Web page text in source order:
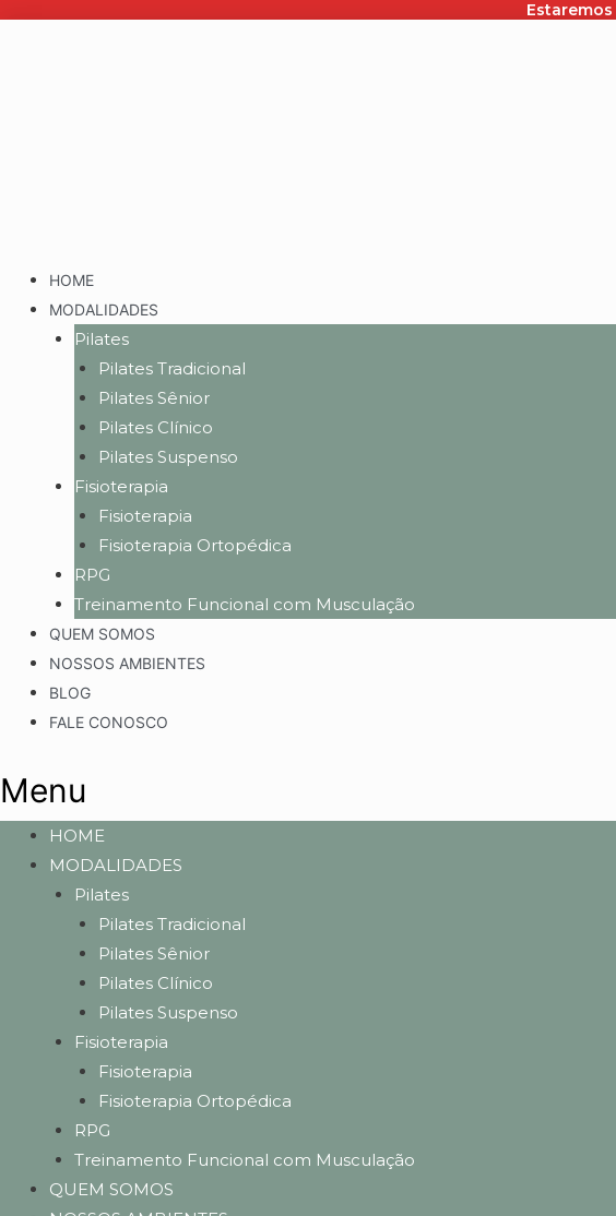
Estaremos
HOME
MODALIDADES
Pilates
Pilates Tradicional
Pilates Sênior
Pilates Clínico
Pilates Suspenso
Fisioterapia
Fisioterapia
Fisioterapia Ortopédica
RPG
Treinamento Funcional com Musculação
QUEM SOMOS
NOSSOS AMBIENTES
BLOG
FALE CONOSCO
Menu
HOME
MODALIDADES
Pilates
Pilates Tradicional
Pilates Sênior
Pilates Clínico
Pilates Suspenso
Fisioterapia
Fisioterapia
Fisioterapia Ortopédica
RPG
Treinamento Funcional com Musculação
QUEM SOMOS